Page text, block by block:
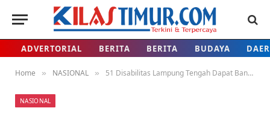
ADVERTORIAL BERITA BERITA BUDAYA
Home » NASIONAL » 51 Disabilitas Lampung Tengah Dapat Bantuan Dari Kemensos
NASIONAL